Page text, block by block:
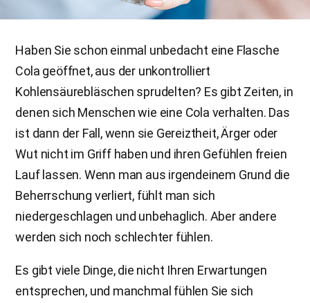
Haben Sie schon einmal unbedacht eine Flasche
Cola geöffnet, aus der unkontrolliert
Kohlensäurebläschen sprudelten? Es gibt Zeiten, in
denen sich Menschen wie eine Cola verhalten. Das
ist dann der Fall, wenn sie Gereiztheit, Ärger oder
Wut nicht im Griff haben und ihren Gefühlen freien
Lauf lassen. Wenn man aus irgendeinem Grund die
Beherrschung verliert, fühlt man sich
niedergeschlagen und unbehaglich. Aber andere
werden sich noch schlechter fühlen.
Es gibt viele Dinge, die nicht Ihren Erwartungen
entsprechen, und manchmal fühlen Sie sich